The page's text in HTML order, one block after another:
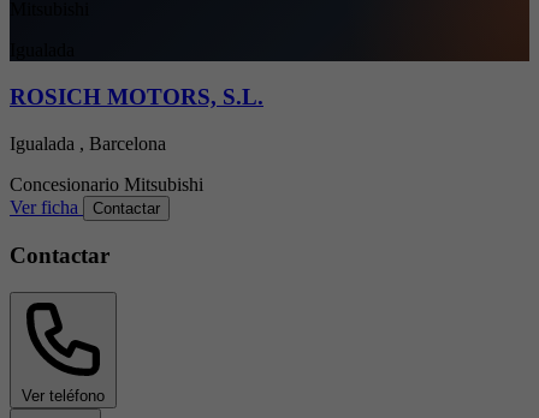
ROSICH MOTORS, S.L.
Igualada , Barcelona
Concesionario Mitsubishi
Ver ficha
Contactar
Contactar
Ver teléfono